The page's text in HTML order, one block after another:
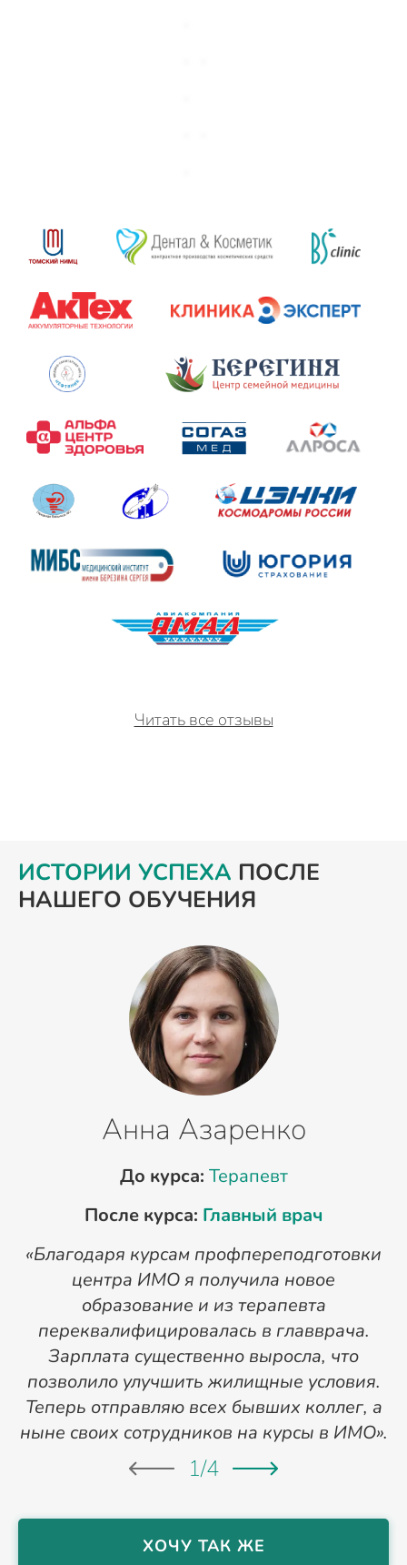
Читать все отзывы
ИСТОРИИ УСПЕХА ПОСЛЕ
НАШЕГО ОБУЧЕНИЯ
Анна Азаренко
До курса: Терапевт
После курса: Главный врач
«Благодаря курсам профпереподготовки
центра ИМО я получила новое
образование и из терапевта
переквалифицировалась в главврача.
Зарплата существенно выросла, что
позволило улучшить жилищные условия.
Теперь отправляю всех бывших коллег, а
ныне своих сотрудников на курсы в ИМО».
1/4
ХОЧУ ТАК ЖЕ